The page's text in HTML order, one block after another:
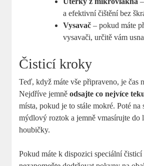
a efektivní čištění bez
Vysavač – pokud máte
vysavači, určitě vám
Čisticí kroky
Teď, když máte vše připraveno, je čas
Nejdříve jemněodsajte co nejvíce
místa, pokud je to stále mokré. Poté na
mýdlový roztok a jemně vmasírujte do
houbičky.
Pokud máte k dispozici speciální čisticí